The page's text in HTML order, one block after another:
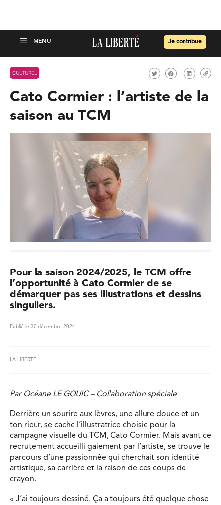
Je contribue
CULTUREL
Cato Cormier : l’artiste de la
saison au TCM
Pour la saison 2024/2025, le TCM offre
l’opportunité à Cato Cormier de se
démarquer pas ses illustrations et dessins
singuliers.
Publié le 30 décembre 2024
LA LIBERTÉ
Par Océane LE GOUIC – Collaboration spéciale
Derrière un sourire aux lèvres, une allure douce et un
ton rieur, se cache l’illustratrice choisie pour la
campagne visuelle du TCM, Cato Cormier. Mais avant ce
recrutement accueilli gaiement par l’artiste, se trouve le
parcours d’une passionnée qui cherchait son identité
artistique, sa carrière et la raison de ces coups de
crayon.
« J’ai toujours dessiné. Ça a toujours été quelque chose